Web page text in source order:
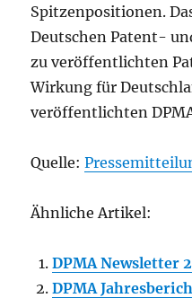
Spitzenpositionen.
Deutschen Patent-
zu veröffentlichten
Wirkung für
veröffentlichten
Quelle:
Ähnliche Artikel:
DPMA Newsletter
DPMA